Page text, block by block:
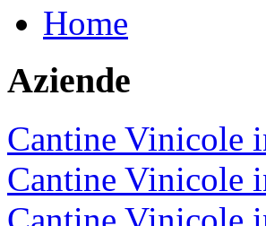
Home
Aziende
Cantine Vinicole
Cantine Vinicole